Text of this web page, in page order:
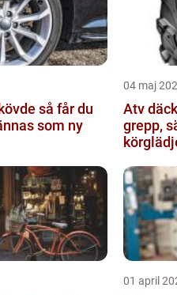
får du
som ny
04 maj
Atv däck guide för bättre
grepp,
01 april